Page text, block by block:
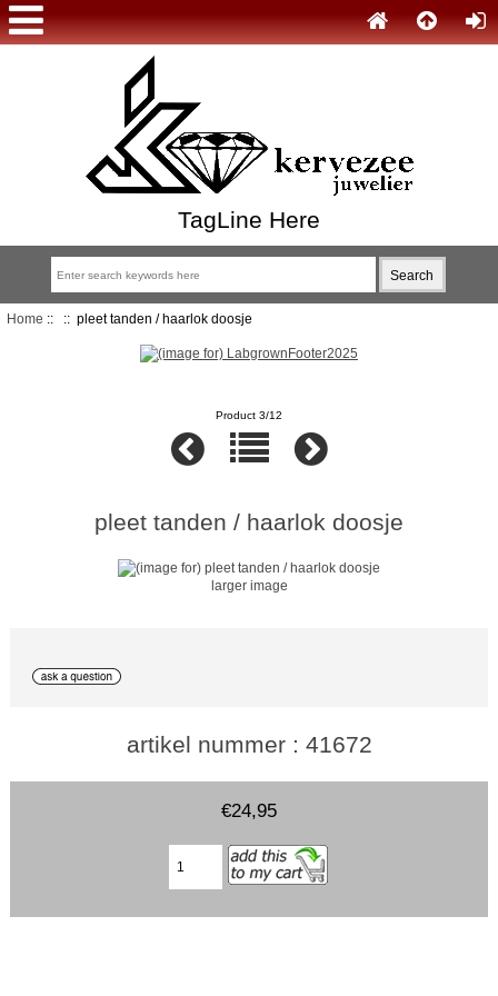
TagLine Here
Home :: :: pleet tanden / haarlok doosje
Product 3/12
pleet tanden / haarlok doosje
larger image
artikel nummer : 41672
€24,95